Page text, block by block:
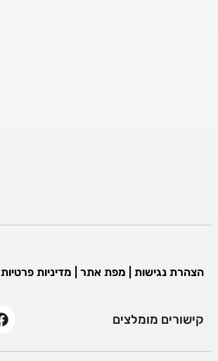
הצהרת נגישות מפת אתר מדיניות פרטיות
קישורים מומלצים